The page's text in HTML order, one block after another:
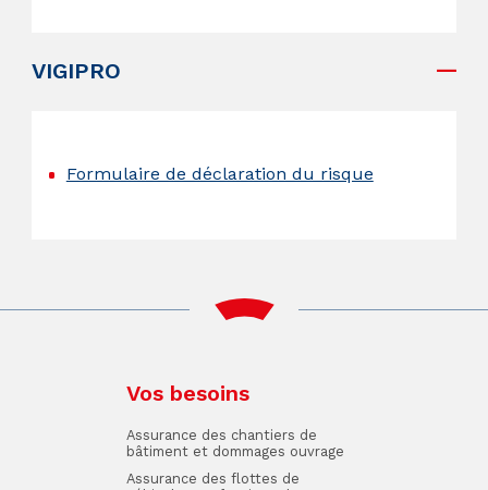
VIGIPRO
Formulaire de déclaration du risque
Vos besoins
Assurance des chantiers de
bâtiment et dommages ouvrage
Assurance des flottes de